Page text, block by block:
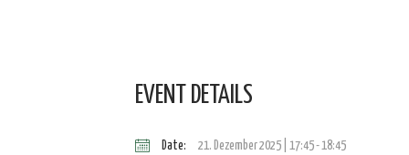
EVENT DETAILS
Date: 21. Dezember 2025 | 17:45-18:45